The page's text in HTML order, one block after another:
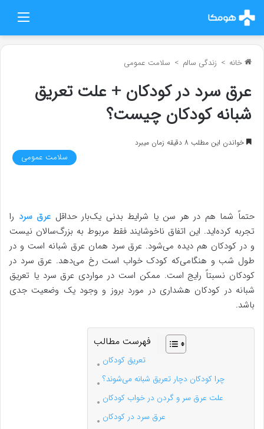
خانه > زندگی سالم > سلامت عمومی
عرق سرد در کودکان + علت تعریق
شبانه کودکان چیست؟
خواندن این مطلب 8 دقیقه زمان میبرد
سلامت عمومی
حتماً شما هم در هر سن یا شرایط بدنی یک‌بار حداقل عرق سرد را
تجربه کرده‌اید. این اتفاق ناخوشایند فقط مربوط به بزرگ‌سالان نیست
و در کودکان هم دیده می‌شود. عرق سرد همان عرق شبانه است و در
طول شب و هنگامی‌که کودک خواب است رخ می‌دهد. عرق سرد در
کودکان نسبتاً رایج است. ممکن است در مواردی عرق سرد یا تعریق
شبانه در کودکان هشداری در مورد بروز و وجود یک وضعیت جدی
باشد.
فهرست مطالب
تعریق کودکان
چرا کودکان دچار تعریق شبانه می‌شوند؟
علت عرق سر و گردن در خواب کودکان
عرق سرد در کودکان